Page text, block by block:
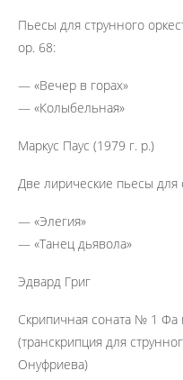
Пьесы для струнного
ор. 68:
— «Вечер в горах»
— «Колыбельная»
Маркус Паус (1979 г. р.)
Две лирические пьесы для
— «Элегия»
— «Танец дьявола»
Эдвард Григ
Скрипичная соната № 1 Фа
(транскрипция для
Онуфриева)